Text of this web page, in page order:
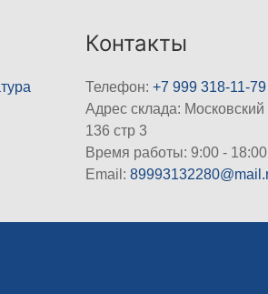
Контакты
Телефон:+7 999 318-11-79
Адрес склада: Московский
136 стр 3
Время работы: 9:00 - 18:00
Email: